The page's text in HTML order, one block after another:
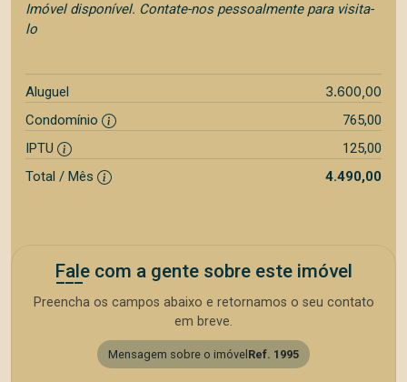
Imóvel disponível. Contate-nos pessoalmente para visita-
lo
Aluguel 3.600,00
Condomínio
765,00
IPTU
125,00
Total / Mês
4.490,00
Fale com a gente sobre este imóvel
Preencha os campos abaixo e retornamos o seu contato
em breve.
Mensagem sobre o imóvel Ref. 1995